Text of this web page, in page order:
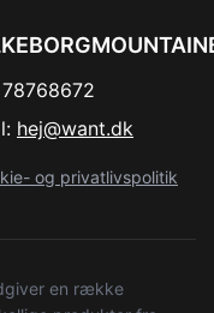
hej@want.dk
og privatlivspolitik
en række